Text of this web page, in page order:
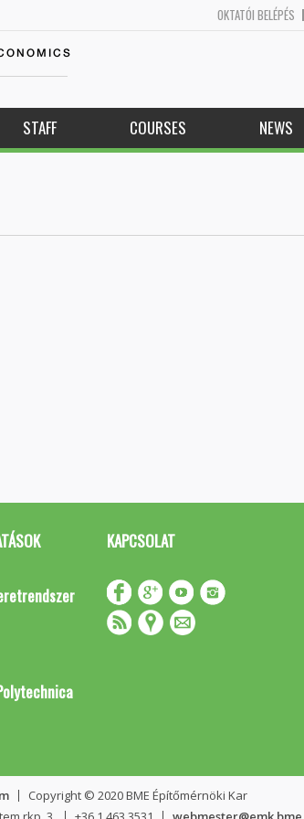
OKTATÓI BELÉPÉS
STAFF COURSES NEWS
KAPCSOLAT
Copyright © 2020 BME Építőmérnöki Kar